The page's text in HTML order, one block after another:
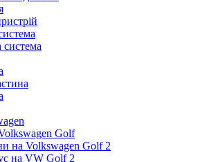
система
Golf
на Volkswagen Golf 2
на VW Golf 2